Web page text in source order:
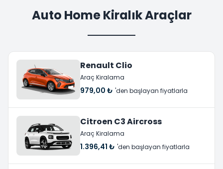
Auto Home Kiralık Araçlar
Renault Clio
Araç Kiralama
979,00 ₺ 'den başlayan fiyatlarla
Citroen C3 Aircross
Araç Kiralama
1.396,41 ₺ 'den başlayan fiyatlarla